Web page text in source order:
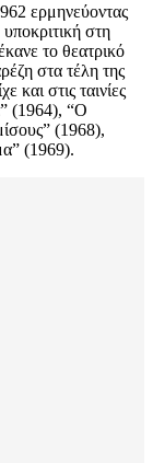
ερμηνεύοντας
στη
το θεατρικό
στα τέλη της
και στις ταινίες
(1964), “Ο
(1968),
(1969).